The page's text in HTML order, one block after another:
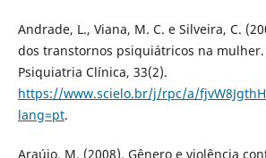
Andrade, L., Viana, M. C. e Silveira, C.
dos transtornos psiquiátricos na mulher.
Psiquiatria Clínica, 33(2).
https://www.scielo.br/j/rpc/a/
lang=pt.
Araújo, M. (2008). Gênero e violência